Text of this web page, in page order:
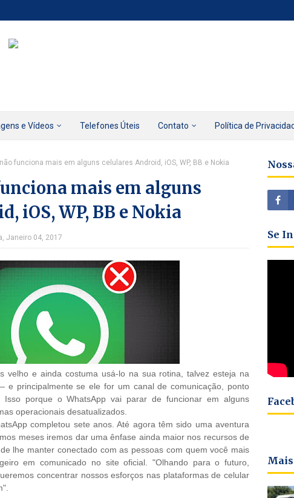
e Vídeos Telefones Úteis Contato Política de
funciona mais em alguns celulares Android, iOS, WP, BB e Nokia
mais em alguns
iOS, WP, BB e Nokia
Janeiro 04, 2017
velho e ainda costuma usá-lo na sua rotina, talvez esteja na
e principalmente se ele for um canal de comunicação, ponto
Isso porque o WhatsApp vai parar de funcionar em alguns
operacionais desatualizados.
completou sete anos. Até agora têm sido uma aventura
meses iremos dar uma ênfase ainda maior nos recursos de
lhe manter conectado com as pessoas com quem você mais
em comunicado no site oficial. "Olhando para o futuro,
concentrar nossos esforços nas plataformas de celular
Se